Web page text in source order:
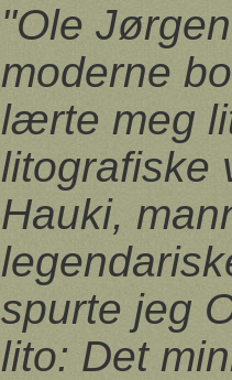
"Ole
moderne
lærte meg
litografiske
Hauki,
spurte jeg
lito: Det